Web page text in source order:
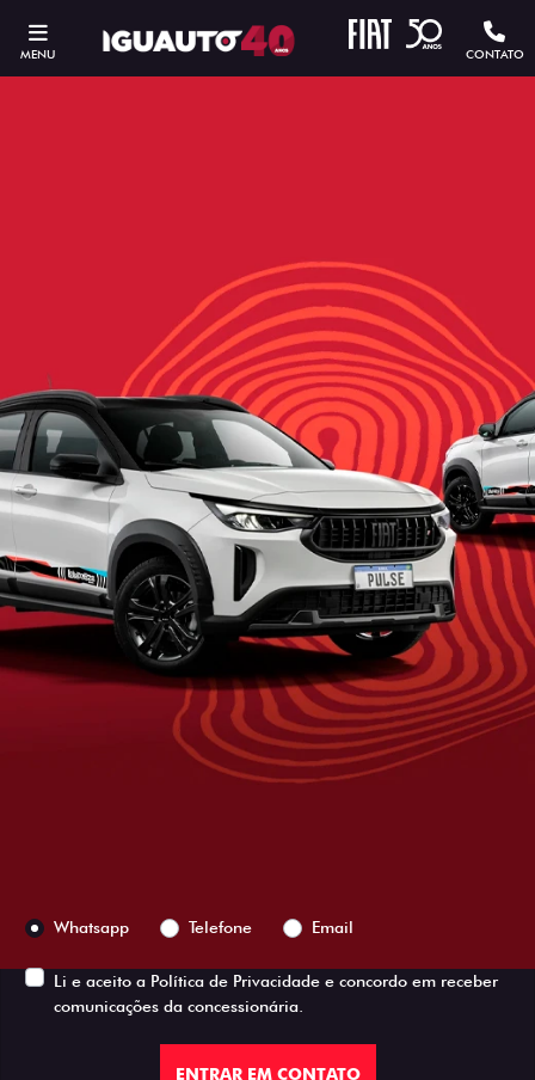
MENU CONTATO
ESTOU INTERESSADO
Whatsapp
Telefone Email
Li e aceito a Política de Privacidade e concordo em receber
comunicações da concessionária.
ENTRAR EM CONTATO